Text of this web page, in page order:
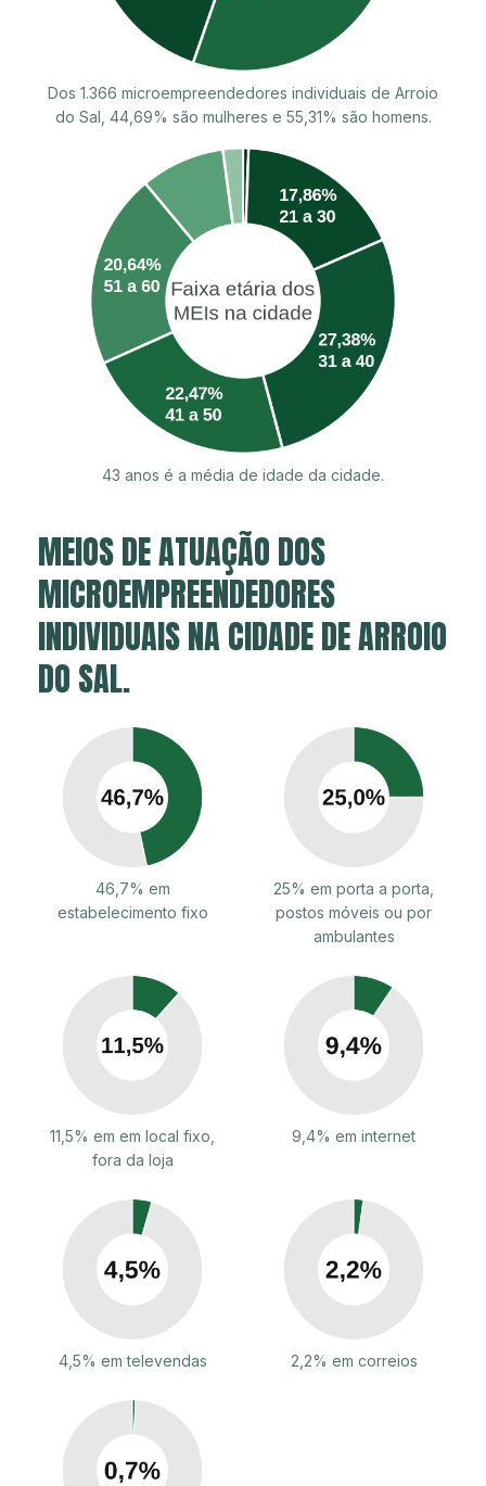
Dos 1.366 microempreendedores individuais de Arroio
do Sal, 44,69% são mulheres e 55,31% são homens.
43 anos é a média de idade da cidade.
MEIOS DE ATUAÇÃO DOS
MICROEMPREENDEDORES
INDIVIDUAIS NA CIDADE DE ARROIO
DO SAL.
46,7% em
estabelecimento fixo
25% em porta a porta,
postos móveis ou por
ambulantes
11,5% em em local fixo,
fora da loja
9,4% em internet
4,5% em televendas 2,2% em correios